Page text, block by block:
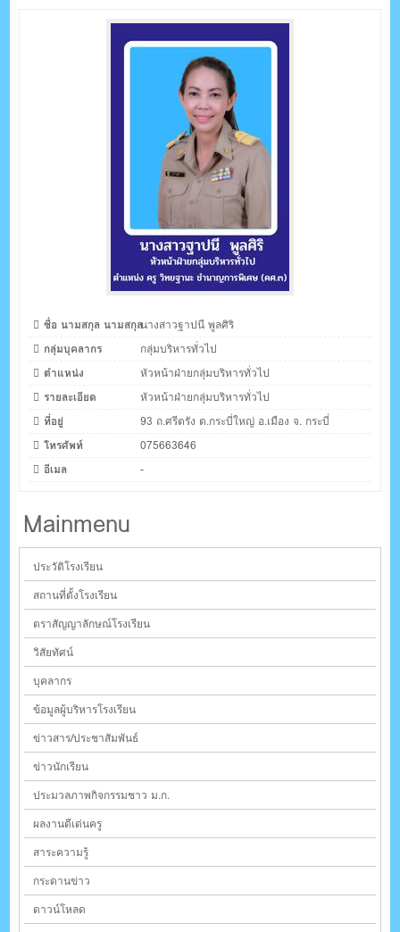
ชื่อ นามสกุล นามสกุลนางสาวฐาปนี พูลศิริ
กลุ่มบุคลากร
กลุ่มบริหารทั่วไป
ตำแหน่ง
หัวหน้าฝ่ายกลุ่มบริหารทั่วไป
รายละเอียด
หัวหน้าฝ่ายกลุ่มบริหารทั่วไป
ที่อยู่
93 ถ.ศรีตรัง ต.กระบี่ใหญ่ อ.เมือง จ. กระบี่
โทรศัพท์
075663646
อีเมล
-
Mainmenu
ประวัติโรงเรียน
สถานที่ตั้งโรงเรียน
ตราสัญญาลักษณ์โรงเรียน
วิสัยทัศน์
บุคลากร
ข้อมูลผู้บริหารโรงเรียน
ข่าวสาร/ประชาสัมพันธ์
ข่าวนักเรียน
ประมวลภาพกิจกรรมชาว ม.ก.
ผลงานดีเด่นครู
สาระความรู้
กระดานข่าว
ดาวน์โหลด